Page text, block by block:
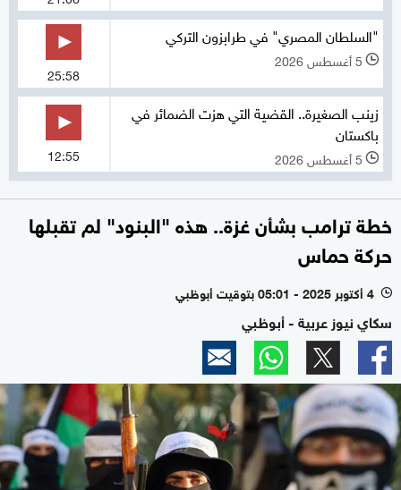
"السلطان المصري" في طرابزون التركي
l 5 أغسطس 2026
25:58
زينب الصغيرة.. القضية التي هزت الضمائر في
باكستان
l 5 أغسطس 2026 12:55
خطة ترامب بشأن غزة.. هذه "البنود" لم تقبلها
حركة حماس
l 4 أكتوبر 2025 - 05:01 بتوقيت أبوظبي
سكاي نيوز عربية - أبوظبي